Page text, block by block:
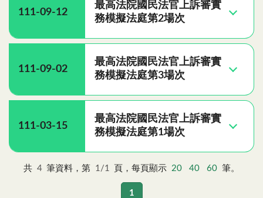
111-09-12
最高法院國民法官上訴審實
務模擬法庭第2場次
111-09-02
最高法院國民法官上訴審實
務模擬法庭第3場次
111-03-15
最高法院國民法官上訴審實
務模擬法庭第1場次
共 4 筆資料，第 1/1 頁，每頁顯示 20 40 60 筆。
1